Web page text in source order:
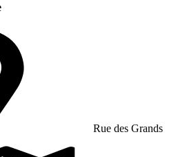
Rue des Grands